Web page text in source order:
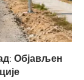
Објављен